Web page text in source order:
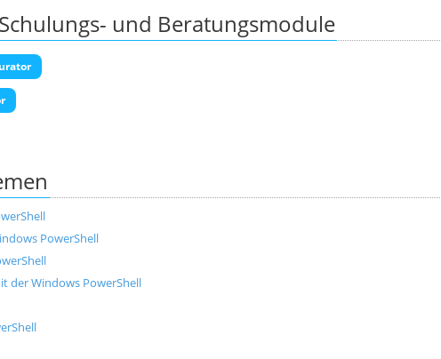
und Beratungsmodule
PowerShell
der Windows PowerShell